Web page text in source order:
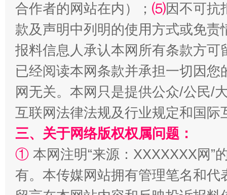
扯下公款旅游的“隐身衣” 如何以
合作者的网站在内）； ⑸因不可抗
款及声明中列明的使用方式或免责
报料信息人承认本网所有条款方
已经阅读本网条款并承担一切因
网无关。本网只是提供公众/公民/
互联网法律法规及行业规定和国
三、关于网络版权权属问题：
① 本网注明“来源：XXXXXXX网”
有。本传媒网站拥有管理笔名和